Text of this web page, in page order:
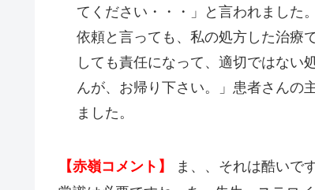
てください・・・」と言われました
依頼と言っても、私の処方した治療
しても責任になって、適切ではない
んが、お帰り下さい。」患者さんの
ました。
【赤嶺コメント】
ま、、それは酷いで